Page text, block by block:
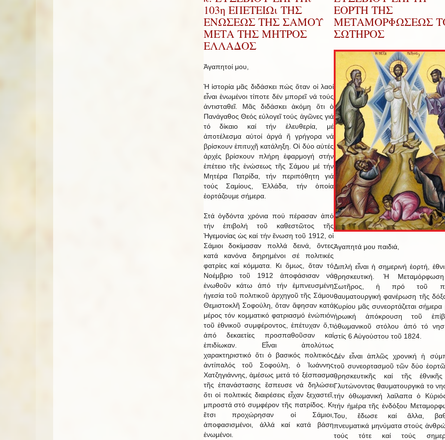
103η ΕΠΕΤΕΙΩι ΤΗΣ
ΕΝΩΣΕΩΣ ΤΗΣ ΣΑΜΟΥ
ΜΕΤΑ ΤΗΣ ΜΗΤΡΟΣ
ΕΛΛΑΔΟΣ
Ἀγαπητοί μου,
Ἡ ἱστορία μᾶς διδάσκει πώς ὅταν οἱ λαοί
εἶναι ἑνωμένοι τίποτε δέν μπορεῖ νά τούς
ἀντισταθεῖ. Μᾶς διδάσκει ἀκόμη ὅτι ὁ
Πανάγαθος Θεός εὐλογεῖ τούς ἀγῶνες γιά
τό δίκαιο καί τήν ἐλευθερία, μέ
ἀποτέλεσμα αὐτοί ἀργά ἤ γρήγορα νά
βρίσκουν ἐπιτυχῆ κατάληξη. Οἱ δύο αὐτές
ἀρχές βρίσκουν πλήρη ἐφαρμογή στήν
ἐπέτειο τῆς ἑνώσεως τῆς Σάμου μέ τήν
Μητέρα Πατρίδα, τήν περιπόθητη γιά
τούς Σαμίους, Ἑλλάδα, τήν ὁποία
ἑορτάζουμε σήμερα.
Στά ὀγδόντα χρόνια πού πέρασαν ἀπό
τήν ἐπιβολή τοῦ καθεστῶτος τῆς
Ἡγεμονίας ὡς καί τήν ἕνωση τοῦ 1912, οἱ
Σάμιοι δοκίμασαν πολλά δεινά, ὄντες
κατά κανόνα διηρημένοι σέ πολιτικές
φατρίες καί κόμματα. Κι ὅμως, ὅταν τό
Νοέμβριο τοῦ 1912 ἀποφάσισαν νά
ἑνωθοῦν κάτω ἀπό τήν ἐμπνευσμένη
ἡγεσία τοῦ πολιτικοῦ ἀρχηγοῦ τῆς Σάμου
Θεμιστοκλῆ Σοφούλη, ὅταν ἄφησαν κατά
μέρος τόν κομματικό φατριασμό ἐνώπιόν
τοῦ ἐθνικοῦ συμφέροντος, ἐπέτυχαν ὅ,τι
ἀπό δεκαετίες προσπαθοῦσαν καί
ἐπιδίωκαν. Εἶναι ἀπολύτως
χαρακτηριστικό ὅτι ὁ βασικός πολιτικός
ἀντίπαλός τοῦ Σοφούλη, ὁ Ἰωάννης
Χατζηγιάννης, ἀμέσως μετά τό ξέσπασμα
τῆς ἐπανάστασης ἔσπευσε νά δηλώσει
ὅτι οἱ πολιτικές διαιρέσεις εἶχαν ξεχαστεῖ,
μπροστά στό συμφέρον τῆς πατρίδος. Κι
ἔτσι προχώρησαν οἱ Σάμιοι,
ἀποφασισμένοι, ἀλλά καί κατά βάση
ἑνωμένοι.
ΕΟΡΤΗ ΤΗΣ
ΜΕΤΑΜΟΡΦΩΣΕΩΣ
ΣΩΤΗΡΟΣ
Ἀγαπητά μου παιδιά,
Διπλή εἶναι ἡ σημερινή ἑορτή,
θρησκευτική. Ἡ
Σωτῆρος, ἡ πρό τοῦ
θαυματουργική φανέρωση τῆς
Κυρίου μᾶς συνεορτάζεται σήμερα
ἡρωική ἀπόκρουση τοῦ
ὀθωμανικοῦ στόλου ἀπό τό
στίς 6 Αὐγούστου τοῦ 1824.
Δέν εἶναι ἁπλῶς χρονική ἡ
τοῦ συνεορτασμοῦ τῶν δύο
θρησκευτικῆς καί τῆς
Γλυτώνοντας θαυματουργικά το
τήν ὀθωμανική λαίλαπα ὁ
τήν ἡμέρα τῆς ἐνδόξου
Του, ἔδωσε καί ἄλλα,
πνευματικά μηνύματα στούς
τούς τότε καί τούς